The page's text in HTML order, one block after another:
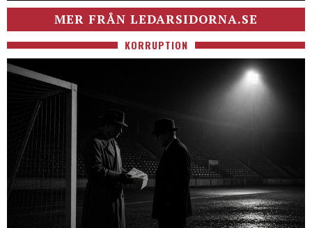
MER FRÅN LEDARSIDORNA.SE
KORRUPTION